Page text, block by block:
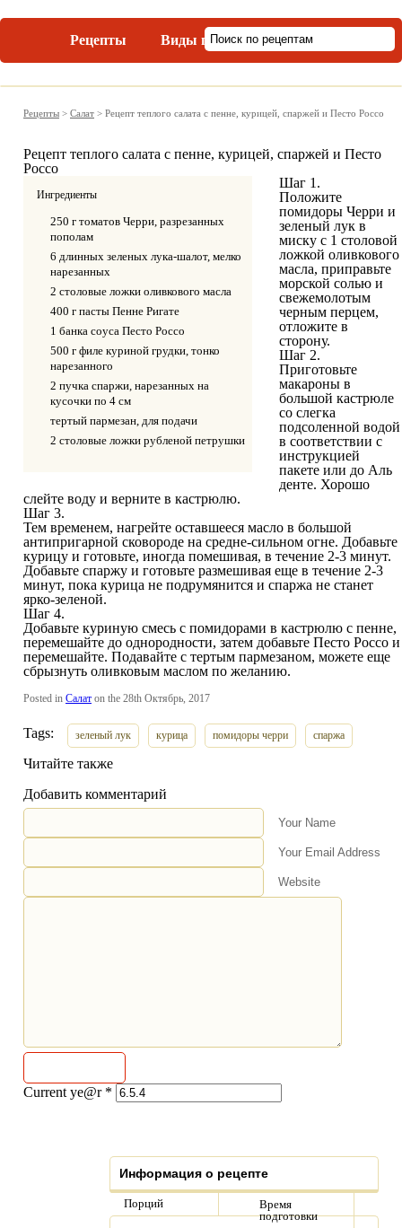
Рецепты Виды пасты
Рецепты > Салат > Рецепт теплого салата с пенне, курицей, спаржей и Песто Россо
Рецепт теплого салата с пенне, курицей, спаржей и Песто
Россо
Ингредиенты
250 г томатов Черри, разрезанных
пополам
6 длинных зеленых лука-шалот, мелко
нарезанных
2 столовые ложки оливкового масла
400 г пасты Пенне Ригате
1 банка соуса Песто Россо
500 г филе куриной грудки, тонко
нарезанного
2 пучка спаржи, нарезанных на
кусочки по 4 см
тертый пармезан, для подачи
2 столовые ложки рубленой петрушки
Шаг 1.
Положите
помидоры Черри и
зеленый лук в
миску с 1 столовой
ложкой оливкового
масла, приправьте
морской солью и
свежемолотым
черным перцем,
отложите в
сторону.
Шаг 2.
Приготовьте
макароны в
большой кастрюле
со слегка
подсоленной водой
в соответствии с
инструкцией
пакете или до Аль
денте. Хорошо
слейте воду и верните в кастрюлю.
Шаг 3.
Тем временем, нагрейте оставшееся масло в большой
антипригарной сковороде на средне-сильном огне. Добавьте
курицу и готовьте, иногда помешивая, в течение 2-3 минут.
Добавьте спаржу и готовьте размешивая еще в течение 2-3
минут, пока курица не подрумянится и спаржа не станет
ярко-зеленой.
Шаг 4.
Добавьте куриную смесь с помидорами в кастрюлю с пенне,
перемешайте до однородности, затем добавьте Песто Россо и
перемешайте. Подавайте с тертым пармезаном, можете еще
сбрызнуть оливковым маслом по желанию.
Posted in Салат on the 28th Октябрь, 2017
Tags: зеленый лук курица помидоры черри спаржа
Читайте также
Добавить комментарий
Your Name
Your Email Address
Website
Current ye@r *
Информация о рецепте
Порций
Время
подготовки